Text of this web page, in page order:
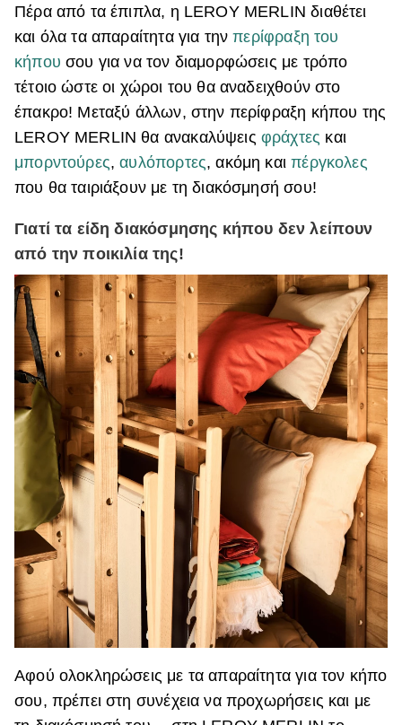
Πέρα από τα έπιπλα, η LEROY MERLIN διαθέτει
και όλα τα απαραίτητα για τηνπερίφραξη του
κήπου σου για να τον διαμορφώσεις με τρόπο
τέτοιο ώστε οι χώροι του θα αναδειχθούν στο
έπακρο! Μεταξύ άλλων, στην περίφραξη κήπου της
LEROY MERLIN θα ανακαλύψεις φράχτες και
μπορντούρες,αυλόπορτες, ακόμη καιπέργκολες
που θα ταιριάξουν με τη διακόσμησή σου!
Γιατί τα είδη διακόσμησης κήπου δεν λείπουν
από την ποικιλία της!
Αφού ολοκληρώσεις με τα απαραίτητα για τον κήπο
σου, πρέπει στη συνέχεια να προχωρήσεις και με